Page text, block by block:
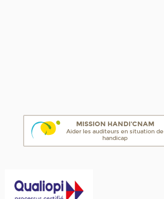
MISSION HANDI'CNAM
Aider les auditeurs en situation de
handicap